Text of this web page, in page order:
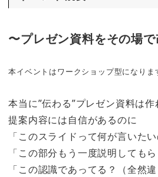
〜プレゼン資料をその場
本イベントはワークショップ型になりま
本当に”伝わる”プレゼン資料は作
提案内容には自信があるのに
「このスライドって何が言いたい
「この部分もう一度説明しても
「この認識であってる？（全然違